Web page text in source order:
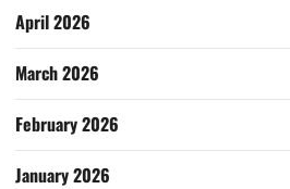
April 2026
March 2026
February 2026
January 2026